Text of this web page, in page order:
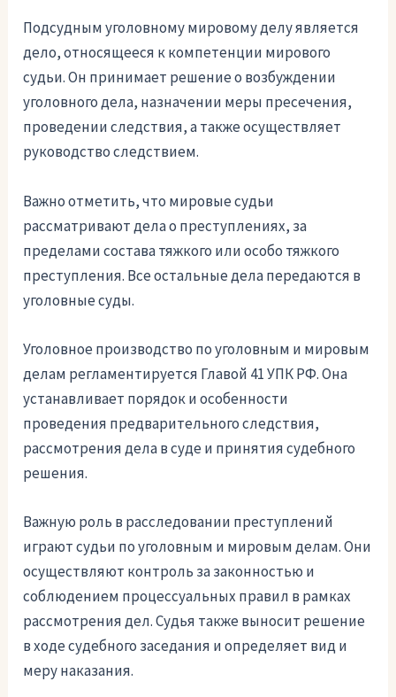
Подсудным уголовному мировому делу является
дело, относящееся к компетенции мирового
судьи. Он принимает решение о возбуждении
уголовного дела, назначении меры пресечения,
проведении следствия, а также осуществляет
руководство следствием.
Важно отметить, что мировые судьи
рассматривают дела о преступлениях, за
пределами состава тяжкого или особо тяжкого
преступления. Все остальные дела передаются в
уголовные суды.
Уголовное производство по уголовным и мировым
делам регламентируется Главой 41 УПК РФ. Она
устанавливает порядок и особенности
проведения предварительного следствия,
рассмотрения дела в суде и принятия судебного
решения.
Важную роль в расследовании преступлений
играют судьи по уголовным и мировым делам. Они
осуществляют контроль за законностью и
соблюдением процессуальных правил в рамках
рассмотрения дел. Судья также выносит решение
в ходе судебного заседания и определяет вид и
меру наказания.